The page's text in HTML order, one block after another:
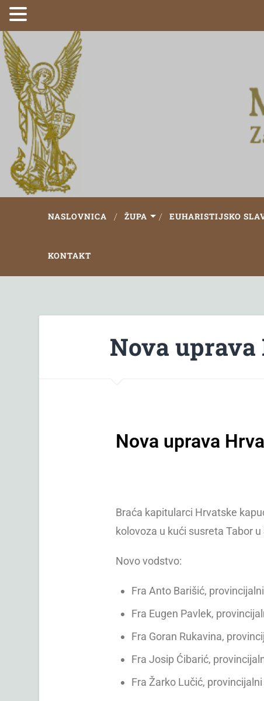
NASLOVNICA ŽUPA EUHARISTIJSKO
KONTAKT
Nova
Nova uprava
Braća kapitularci Hrvatske
kolovoza u kući susreta Tabor
Novo vodstvo:
Fra Anto Barišić,
Fra Eugen Pavlek,
Fra Goran Rukavina,
Fra Josip Ćibarić,
Fra Žarko Lučić,